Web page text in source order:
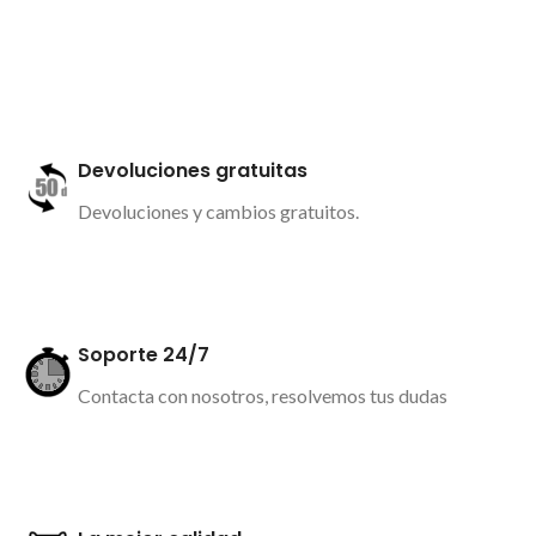
Devoluciones gratuitas
Devoluciones y cambios gratuitos.
Soporte 24/7
Contacta con nosotros, resolvemos tus dudas